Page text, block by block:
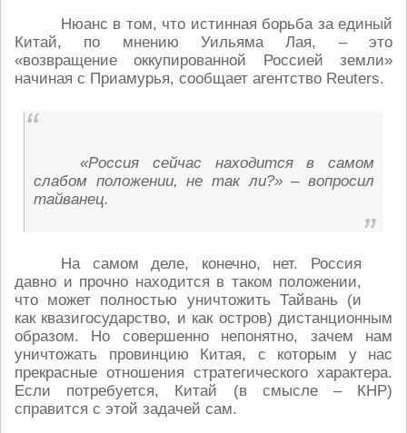
Нюанс в том, что истинная борьба за единый
Китай, по мнению Уильяма Лая, – это
«возвращение оккупированной Россией земли»
начиная с Приамурья, сообщает агентство Reuters.
«Россия сейчас находится в самом
слабом положении, не так ли?» – вопросил
тайванец.
На самом деле, конечно, нет. Россия
давно и прочно находится в таком положении,
что может полностью уничтожить Тайвань (и
как квазигосударство, и как остров) дистанционным
образом. Но совершенно непонятно, зачем нам
уничтожать провинцию Китая, с которым у нас
прекрасные отношения стратегического характера.
Если потребуется, Китай (в смысле – КНР)
справится с этой задачей сам.